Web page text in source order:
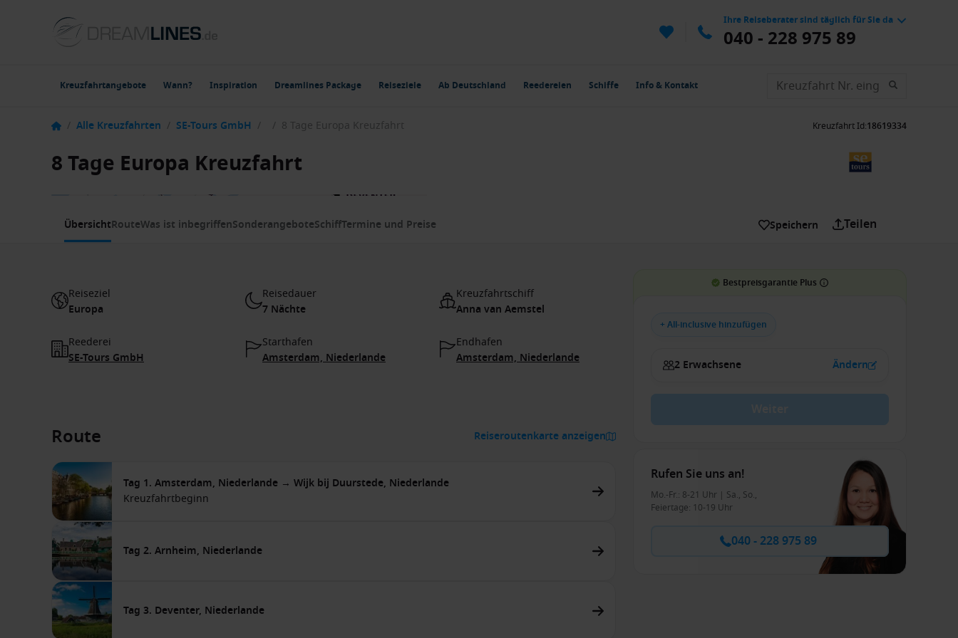
Ihre Reiseberater sind täglich für Sie da
040 - 228 975 89
Kreuzfahrtangebote Wann? Inspiration Dreamlines Package Reiseziele Ab Deutschland Reedereien Schiffe Info & Kontakt
/ Alle Kreuzfahrten / SE-Tours GmbH / / 8 Tage Europa Kreuzfahrt Kreuzfahrt Id:18619334
8 Tage Europa Kreuzfahrt
1 / 6
ÜbersichtRouteWas ist inbegriffenSonderangeboteSchiffTermine und Preise Speichern Teilen
Reiseziel
Europa
Reisedauer
7 Nächte
Kreuzfahrtschiff
Anna van Aemstel
Reederei
SE-Tours GmbH
Starthafen
Amsterdam, Niederlande
Endhafen
Amsterdam, Niederlande
Route Reiseroutenkarte anzeigen
Tag 1. Amsterdam, Niederlande → Wijk bij Duurstede, Niederlande
Kreuzfahrtbeginn
Tag 2. Arnheim, Niederlande
Tag 3. Deventer, Niederlande
Bestpreisgarantie Plus
+ All-inclusive hinzufügen
2 Erwachsene Ändern
Rufen Sie uns an!
Mo.-Fr.: 8-21 Uhr | Sa., So.,
Feiertage: 10-19 Uhr
040 - 228 975 89